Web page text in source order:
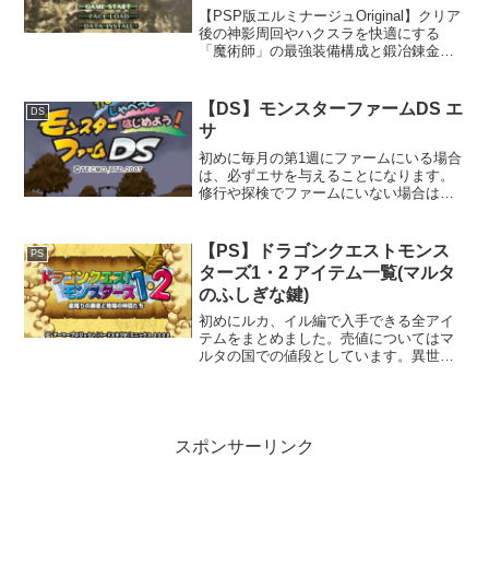
け】
【PSP版エルミナージュOriginal】クリア
後の神影周回やハクスラを快適にする
「魔術師」の最強装備構成と鍛冶錬金ビ
イテム枠の確保を両立した最終到達点の
最適解を提示します。
DS
【DS】モンスターファームDS エ
サ
初めに毎月の第1週にファームにいる場合
は、必ずエサを与えることになります。
修行や探検でファームにいない場合は、
が可能です。ゴハンヌキはデメリットが
大きいため、どうして...
PS
【PS】ドラゴンクエストモンス
ターズ1・2 アイテム一覧(マルタ
のふしぎな鍵)
初めにルカ、イル編で入手できる全アイ
テムをまとめました。売値についてはマ
ルタの国での値段としています。異世界
スポンサーリンク